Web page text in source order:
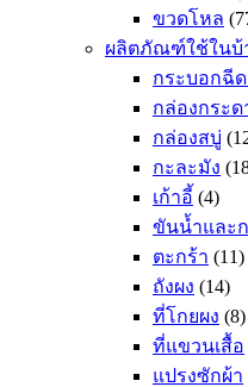
ขวดโหล
ผลิตภัณฑ์ใช้ในบ้
กระบอกฉี
กล่องกระ
กล่องสบู่
กะละมัง
เก้าอี้ (4)
ขันน้ำและ
ตะกร้า (11)
ถังผง (14)
ที่โกยผง (8)
ที่แขวนเสื้อ
แปรงซักผ้า